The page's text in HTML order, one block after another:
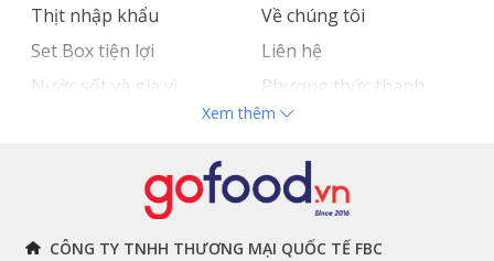
các tỉnh lân cận.
https://gofood.vn/chi-tiet-cua-
Đăng ký App Loyalty
https://zalo.me/s/3667085479443371143/
Thịt nhập khẩu
Set Box tiện lợi
Nước sốt và gia vị
Về chúng tôi
Liên hệ
Phương thức thanh
toán
Tuyển dụng
THÔNG TIN THEO DÕI NGAY
Xem thêm
CÔNG TY TNHH THƯƠNG MẠI QUỐC TẾ FBC